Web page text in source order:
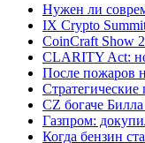
Нужен ли
IX Crypto
CoinCraft Show
CLARITY Act:
После пожаров
CZ богаче
Газпром:
Когда бензин